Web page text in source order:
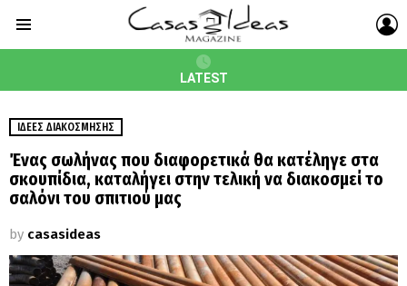
LATEST
ΙΔΈΕΣ ΔΙΑΚΌΣΜΗΣΗΣ
Ένας σωλήνας που διαφορετικά θα κατέληγε στα
σκουπίδια, καταλήγει στην τελική να διακοσμεί το
σαλόνι του σπιτιού μας
by casasideas